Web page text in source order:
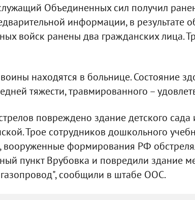
Объединенных сил получил
информации, в результате
войск ранены два гражданских лица.
находятся в больнице. Состояние
тяжести, травмированного –
повреждено здание детского сада
Трое сотрудников дошкольного
вооруженные формирования РФ
пункт Врубовка и повредили здание
сообщили в штабе ООС.